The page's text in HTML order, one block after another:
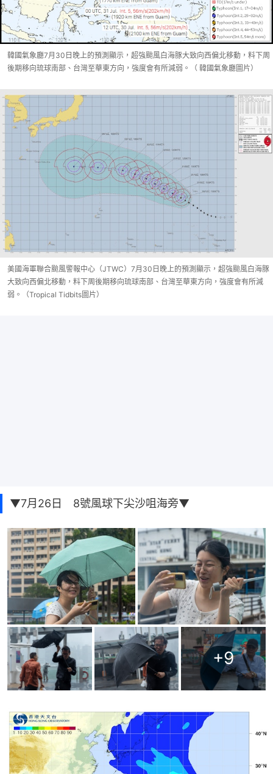
韓國氣象廳7月30日晚上的預測顯示，超強颱風白海豚大致向西偏北移動，料下周
後期移向琉球南部、台灣至華東方向，強度會有所減弱。（ 韓國氣象廳圖片）
美國海軍聯合颱風警報中心（JTWC）7月30日晚上的預測顯示，超強颱風白海豚
大致向西偏北移動，料下周後期移向琉球南部、台灣至華東方向，強度會有所減
弱。（Tropical Tidbits圖片）
▼7月26日 8號風球下尖沙咀海旁▼
+9